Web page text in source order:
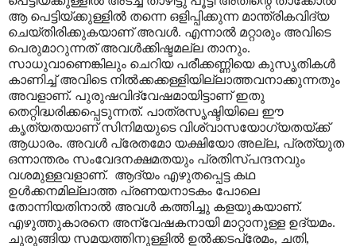
ആ പെട്ടിയ്ക്കുള്ളിൽ തന്നെ ഒളിപ്പിക്കുന്ന മാന്ത്രികവിദ്യ
ചെയ്തിരിക്കുകയാണ് അവൾ. എന്നാൽ മറ്റാരും അവിടെ
പെരുമാറുന്നത് അവൾക്കിഷ്ടമല്ല താനും.
സാധുവാണെങ്കിലും ചെറിയ പരീക്കണ്ണിയെ കുസൃതികൾ
കാണിച്ച് അവിടെ നിൽക്കക്കള്ളിയില്ലാത്തവനാക്കുന്നതും
അവളാണ്. പുരുഷവിദ്വേഷമായിട്ടാണ് ഇതു
തെറ്റിദ്ധരിക്കപ്പെടുന്നത്. പാത്രസൃഷ്ടിയിലെ ഈ
കൃത്യതയാണ് സിനിമയുടെ വിശ്വാസയോഗ്യതയ്ക്ക്
ആധാരം. അവൾ പ്രേതമോ യക്ഷിയോ അല്ല, പ്രത്യുത
ഒന്നാന്തരം സംവേദനക്ഷമതയും പ്രതിസ്പന്ദനവും
വശമുള്ളവളാണ്. ആദ്യം എഴുതപ്പെട്ട കഥ
ഉൾക്കനമില്ലാത്ത പ്രണയനാടകം പോലെ
തോന്നിയതിനാൽ അവൾ കത്തിച്ചു കളയുകയാണ്.
എഴുത്തുകാരനെ അന്വേഷകനായി മാറ്റാനുള്ള ഉദ്യമം.
ചുരുങ്ങിയ സമയത്തിനുള്ളിൽ ഉൽക്കടപ്രേമം, ചതി,